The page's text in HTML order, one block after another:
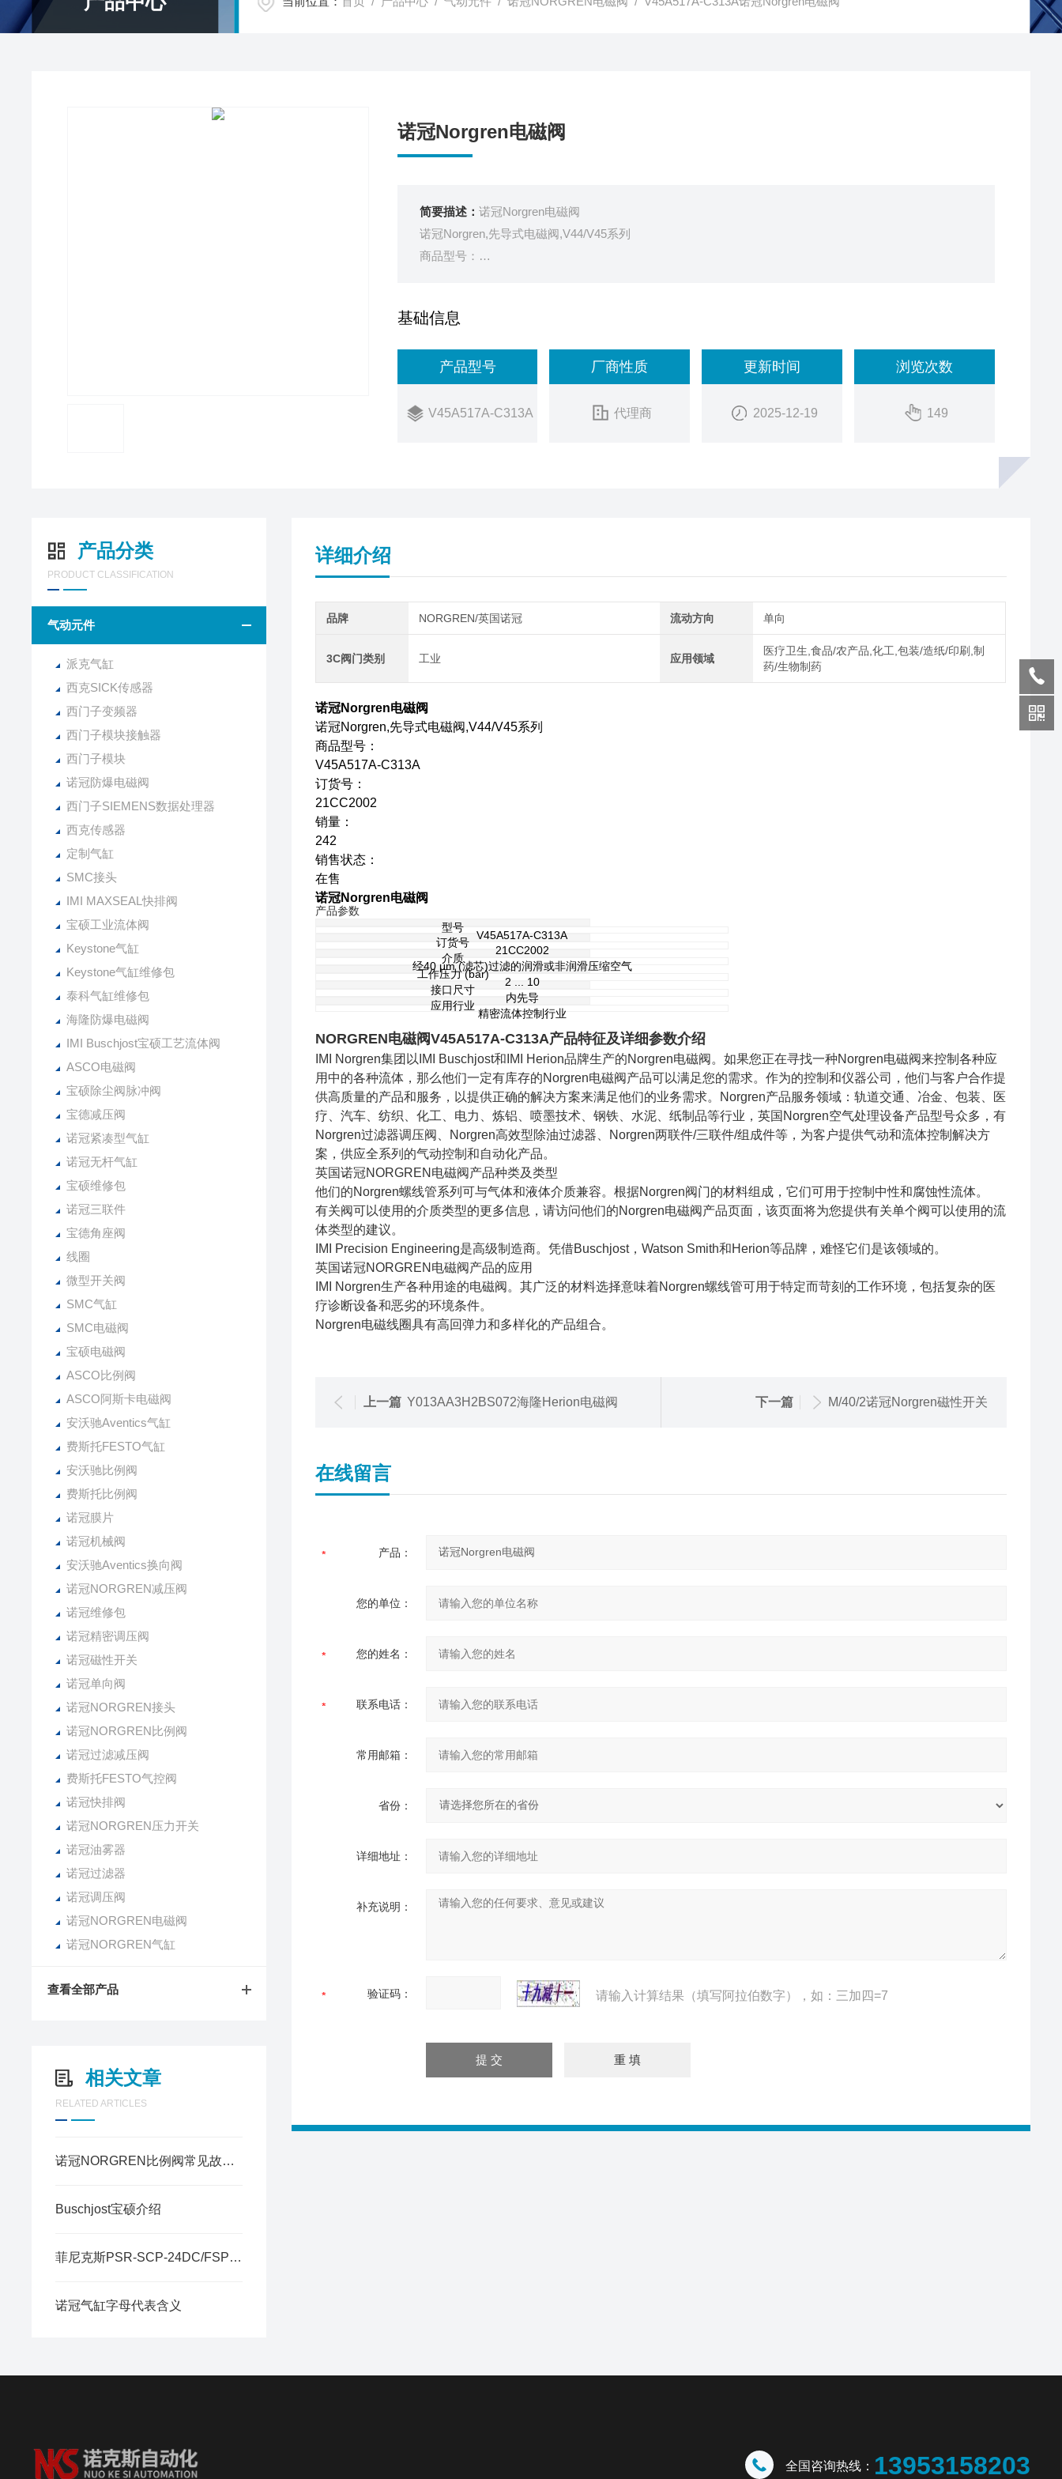
诺冠Norgren电磁阀
简要描述： 诺冠Norgren电磁阀
诺冠Norgren,先导式电磁阀,V44/V45系列
商品型号：
21CC2002
销售状态：
在售
基础信息
产品型号
V45A517A-C313A
厂商性质
代理商
更新时间
2025-12-19
浏览次数
149
产品分类
PRODUCT CLASSIFICATION
气动元件
派克气缸
西克SICK传感器
西门子变频器
西门子模块接触器
西门子模块
诺冠防爆电磁阀
西门子SIEMENS数据处理器
西克传感器
定制气缸
SMC接头
IMI MAXSEAL快排阀
宝硕工业流体阀
Keystone气缸
Keystone气缸维修包
泰科气缸维修包
海隆防爆电磁阀
IMI Buschjost宝硕工艺流体阀
ASCO电磁阀
宝硕除尘阀脉冲阀
宝德减压阀
诺冠紧凑型气缸
诺冠无杆气缸
宝硕维修包
诺冠三联件
宝德角座阀
线圈
微型开关阀
SMC气缸
SMC电磁阀
宝硕电磁阀
ASCO比例阀
ASCO阿斯卡电磁阀
安沃驰Aventics气缸
费斯托FESTO气缸
安沃驰比例阀
费斯托比例阀
诺冠膜片
诺冠机械阀
安沃驰Aventics换向阀
诺冠NORGREN减压阀
诺冠维修包
诺冠精密调压阀
诺冠磁性开关
诺冠单向阀
诺冠NORGREN接头
诺冠NORGREN比例阀
诺冠过滤减压阀
费斯托FESTO气控阀
诺冠快排阀
诺冠NORGREN压力开关
诺冠油雾器
诺冠过滤器
诺冠调压阀
诺冠NORGREN电磁阀
诺冠NORGREN气缸
查看全部产品
相关文章
RELATED ARTICLES
诺冠NORGREN比例阀常见故障排查与调试方法
Buschjost宝硕介绍
菲尼克斯PSR-SCP-24DC/FSP/2X1/1X2介绍
诺冠气缸字母代表含义
详细介绍
品牌 NORGREN/英国诺冠 流动方向 单向
3C阀门类别 工业 应用领域
医疗卫生,食品/农产品,化工,包装/造纸/印刷,制
药/生物制药
诺冠Norgren电磁阀
诺冠Norgren,先导式电磁阀,V44/V45系列
商品型号：
V45A517A-C313A
订货号：
21CC2002
销量：
242
销售状态：
在售
诺冠Norgren电磁阀
产品参数
型号
V45A517A-C313A
订货号
21CC2002
介质
经40 μm (滤芯)过滤的润滑或非润滑压缩空气
工作压力 (bar)
2 ... 10
接口尺寸
内先导
应用行业
精密流体控制行业
NORGREN电磁阀V45A517A-C313A产品特征及详细参数介绍
IMI Norgren集团以IMI Buschjost和IMI Herion品牌生产的Norgren电磁阀。如果您正在寻找一种Norgren电磁阀来控制各种应
用中的各种流体，那么他们一定有库存的Norgren电磁阀产品可以满足您的需求。作为的控制和仪器公司，他们与客户合作提
供高质量的产品和服务，以提供正确的解决方案来满足他们的业务需求。Norgren产品服务领域：轨道交通、冶金、包装、医
疗、汽车、纺织、化工、电力、炼铝、喷墨技术、钢铁、水泥、纸制品等行业，英国Norgren空气处理设备产品型号众多，有
Norgren过滤器调压阀、Norgren高效型除油过滤器、Norgren两联件/三联件/组成件等，为客户提供气动和流体控制解决方
案，供应全系列的气动控制和自动化产品。
英国诺冠NORGREN电磁阀产品种类及类型
他们的Norgren螺线管系列可与气体和液体介质兼容。根据Norgren阀门的材料组成，它们可用于控制中性和腐蚀性流体。
有关阀可以使用的介质类型的更多信息，请访问他们的Norgren电磁阀产品页面，该页面将为您提供有关单个阀可以使用的流
体类型的建议。
IMI Precision Engineering是高级制造商。凭借Buschjost，Watson Smith和Herion等品牌，难怪它们是该领域的。
英国诺冠NORGREN电磁阀产品的应用
IMI Norgren生产各种用途的电磁阀。其广泛的材料选择意味着Norgren螺线管可用于特定而苛刻的工作环境，包括复杂的医
疗诊断设备和恶劣的环境条件。
Norgren电磁线圈具有高回弹力和多样化的产品组合。
上一篇 Y013AA3H2BS072海隆Herion电磁阀 下一篇 M/40/2诺冠Norgren磁性开关
在线留言
产品：
您的单位：
您的姓名：
联系电话：
常用邮箱：
省份：
详细地址：
补充说明：
验证码： 请输入计算结果（填写阿拉伯数字），如：三加四=7
全国咨询热线： 13953158203